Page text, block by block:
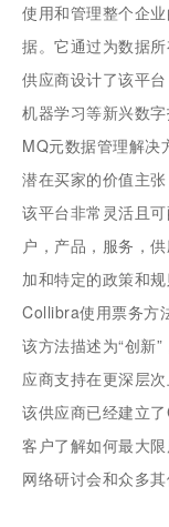
使用和管理整个企
据。它通过为数据
供应商设计了该平
机器学习等新兴数
MQ元数据管理解决
潜在买家的价值主张
该平台非常灵活且
户，产品，服务，
加和特定的政策和
Collibra使用票务方
该方法描述为“创新
应商支持在更深层次
该供应商已经建立
客户了解如何最大
网络研讨会和众多其